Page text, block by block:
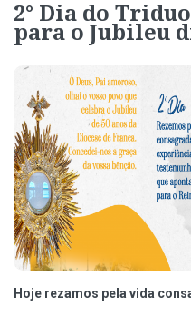
2° Dia do
para o Jubileu
Hoje rezamos pela vida